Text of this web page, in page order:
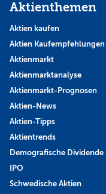
Aktienthemen
Aktien kaufen
Aktien Kaufempfehlungen
Aktienmarkt
Aktienmarktanalyse
Aktienmarkt-Prognosen
Aktien-News
Aktien-Tipps
Aktientrends
Demografische Dividende
IPO
Schwedische Aktien